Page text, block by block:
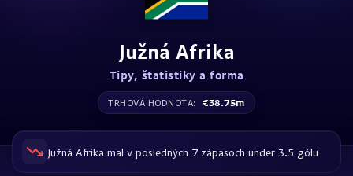
Južná Afrika
Tipy, štatistiky a forma
TRHOVÁ HODNOTA: €38.75m
Južná Afrika mal v posledných 7 zápasoch under 3.5 gólu